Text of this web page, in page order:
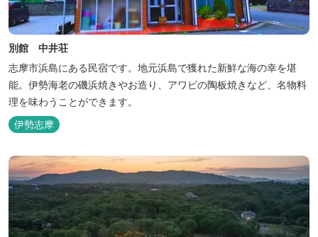
別館 中井荘
志摩市浜島にある民宿です。地元浜島で獲れた新鮮な海の幸を堪
能。伊勢海老の磯浜焼きやお造り、アワビの陶板焼きなど、名物料
理を味わうことができます。
伊勢志摩